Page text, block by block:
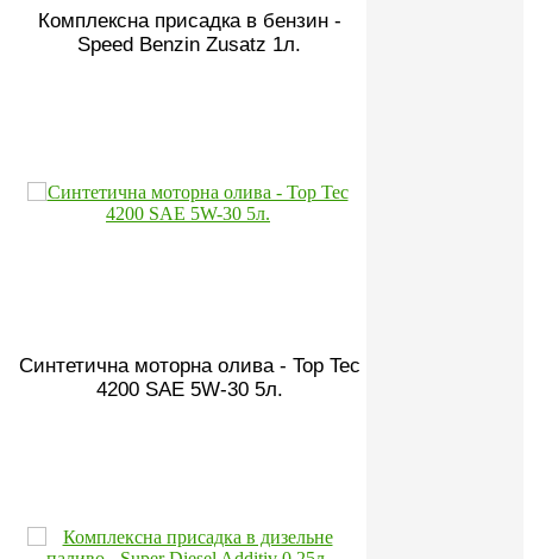
Комплексна присадка в бензин -
Speed Benzin Zusatz 1л.
Синтетична моторна олива - Top Tec
4200 SAE 5W-30 5л.